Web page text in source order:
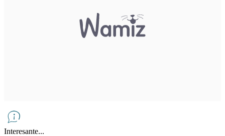
Interesante...